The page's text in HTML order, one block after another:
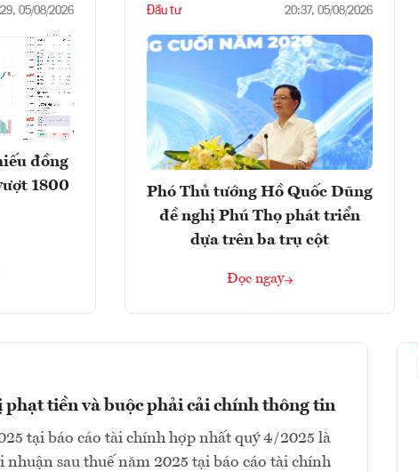
05/08/2026
đồng
1800
Đầu tư 20:37, 05/08/2026
Phó Thủ tướng Hồ Quốc Dũng
đề nghị Phú Thọ phát triển
dựa trên ba trụ cột
Đọc ngay
phạt tiền và buộc phải cải chính thông tin
tại báo cáo tài chính hợp nhất quý 4/2025 là
sau thuế năm 2025 tại báo cáo tài chính